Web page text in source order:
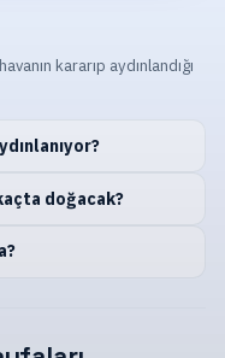
kararıp aydınlandığı
doğacak?